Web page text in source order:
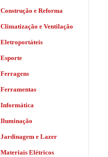
Construção e Reforma
Climatização e Ventilação
Eletroportáteis
Esporte
Ferragens
Ferramentas
Informática
Iluminação
Jardinagem e Lazer
Materiais Elétricos